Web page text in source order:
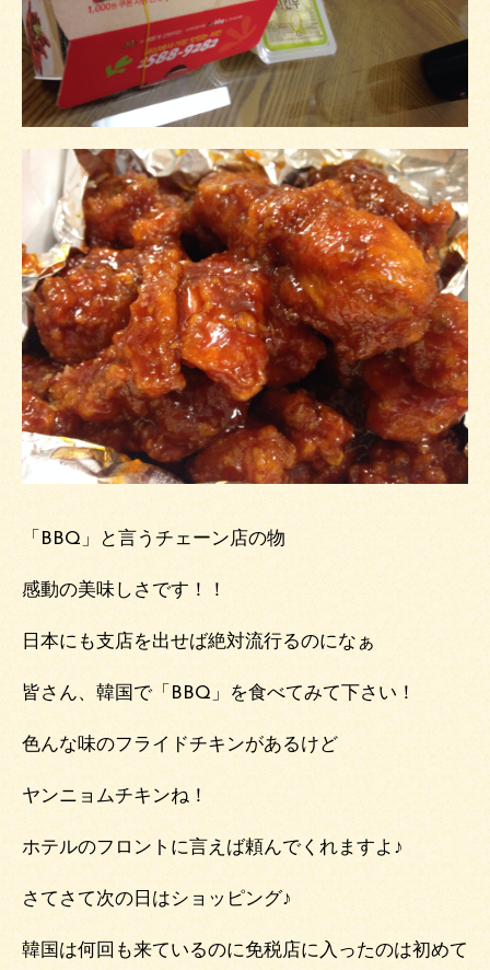
「BBQ」と言うチェーン店の物
感動の美味しさです！！
日本にも支店を出せば絶対流行るのになぁ
皆さん、韓国で「BBQ」を食べてみて下さい！
色んな味のフライドチキンがあるけど
ヤンニョムチキンね！
ホテルのフロントに言えば頼んでくれますよ♪
さてさて次の日はショッピング♪
韓国は何回も来ているのに免税店に入ったのは初めて